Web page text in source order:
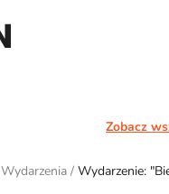
Funkcjonalność
Zobacz
Wydarzenia / Wydarzenie: